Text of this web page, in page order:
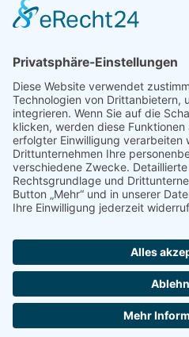
Mädchenspiele
Panzerspiele
Tierspiele
Weltraumspiele
Links:
Game Server mieten
FAQ und Hilfe
Spiele Payments
browserspiele.fm
© 2004 - 2026 byspiele.seekXL.de-
Diese Website verwendet Cookies.
navigieren, stimmen Sie hier der